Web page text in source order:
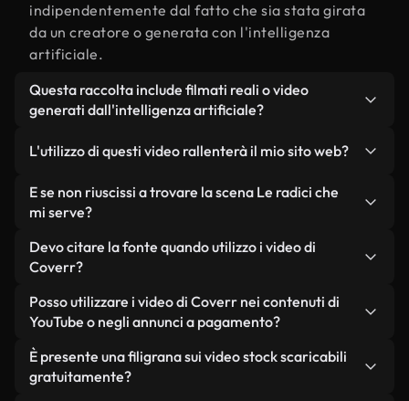
indipendentemente dal fatto che sia stata girata
da un creatore o generata con l'intelligenza
artificiale.
Questa raccolta include filmati reali o video
generati dall'intelligenza artificiale?
da filmati reali, girati da persone, relativi a Le
radici, e da video generati dall'intelligenza
artificiale. Ogni video è chiaramente etichettato,
L'utilizzo di questi video rallenterà il mio sito web?
Non se scegli le nostre versioni ottimizzate.
Offriamo formati leggeri e pronti per il web,
mantengono alta la qualità, riducono al minimo i
tempi di caricamento e migliorano parametri
come LCP.
E se non riuscissi a trovare la scena Le radici che
mi serve?
Puoi crearne uno all'istante utilizzando Coverr AI
Studio. Ti basta descrivere la scena, ad esempio
pochi secondi un video personalizzato in
conformità con i nostri standard di licenza.
Devo citare la fonte quando utilizzo i video di
Coverr?
Non è richiesto alcun riconoscimento dell'autore.
Tutti i video presenti nella nostra libreria sono
senza citare il creatore, sebbene sia sempre
gradito.
Posso utilizzare i video di Coverr nei contenuti di
YouTube o negli annunci a pagamento?
Sì. Tutti i filmati di Coverr possono essere utilizzati
in video monetizzati su YouTube, promozioni sui
È presente una filigrana sui video stock scaricabili
gratuitamente?